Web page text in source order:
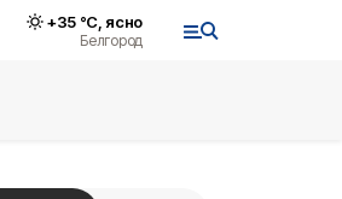
+35°С, ясно
Белгород